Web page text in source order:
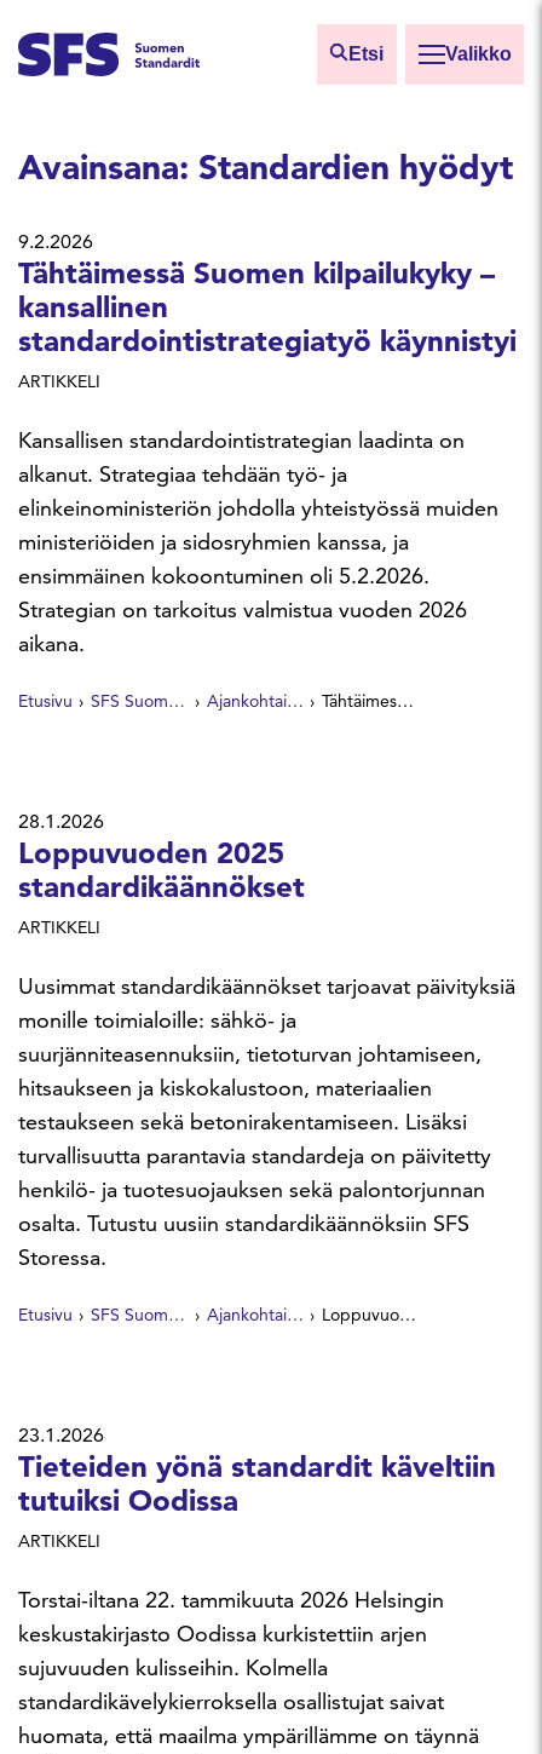
Etsi Valikko
Hae hakutermillä
Avainsana: Standardien hyödyt
9.2.2026
Tähtäimessä Suomen kilpailukyky –
kansallinen
standardointistrategiatyö käynnistyi
ARTIKKELI
Kansallisen standardointistrategian laadinta on
alkanut. Strategiaa tehdään työ- ja
elinkeinoministeriön johdolla yhteistyössä muiden
ministeriöiden ja sidosryhmien kanssa, ja
ensimmäinen kokoontuminen oli 5.2.2026.
Strategian on tarkoitus valmistua vuoden 2026
aikana.
Etusivu SFS Suomen Standardit Ajankohtaista Tähtäimessä Suomen kilpailukyky – kansallinen standardointistrategiatyö käynnistyi
28.1.2026
Loppuvuoden 2025
standardikäännökset
ARTIKKELI
Uusimmat standardikäännökset tarjoavat päivityksiä
monille toimialoille: sähkö- ja
suurjänniteasennuksiin, tietoturvan johtamiseen,
hitsaukseen ja kiskokalustoon, materiaalien
testaukseen sekä betonirakentamiseen. Lisäksi
turvallisuutta parantavia standardeja on päivitetty
henkilö- ja tuotesuojauksen sekä palontorjunnan
osalta. Tutustu uusiin standardikäännöksiin SFS
Storessa.
Etusivu SFS Suomen Standardit Ajankohtaista Loppuvuoden 2025 standardikäännökset
23.1.2026
Tieteiden yönä standardit käveltiin
tutuiksi Oodissa
ARTIKKELI
Torstai-iltana 22. tammikuuta 2026 Helsingin
keskustakirjasto Oodissa kurkistettiin arjen
sujuvuuden kulisseihin. Kolmella
standardikävelykierroksella osallistujat saivat
huomata, että maailma ympärillämme on täynnä